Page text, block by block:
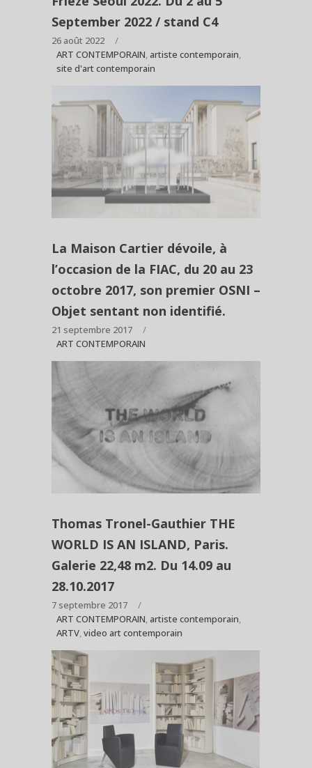
September 2022 / stand C4
26 août 2022
ART CONTEMPORAIN, artiste contemporain,
site d'art contemporain
La Maison Cartier dévoile, à
l’occasion de la FIAC, du 20 au 23
octobre 2017, son premier OSNI –
Objet sentant non identifié.
21 septembre 2017
ART CONTEMPORAIN
Thomas Tronel-Gauthier THE
WORLD IS AN ISLAND, Paris.
Galerie 22,48 m2. Du 14.09 au
28.10.2017
7 septembre 2017
ART CONTEMPORAIN, artiste contemporain,
ARTV,video art contemporain